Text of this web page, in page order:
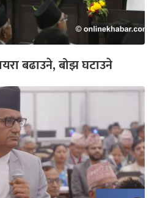
बढाउने, बोझ घटाउने